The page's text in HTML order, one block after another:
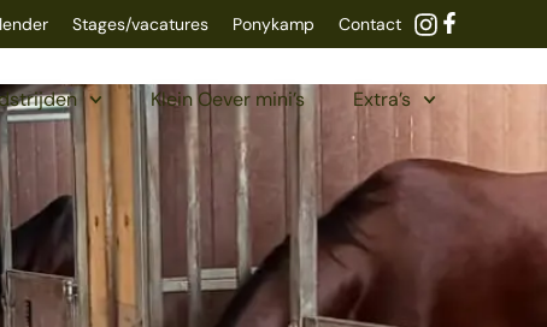
Stages/vacatures Ponykamp Contact
Klein Oever mini’s Extra’s